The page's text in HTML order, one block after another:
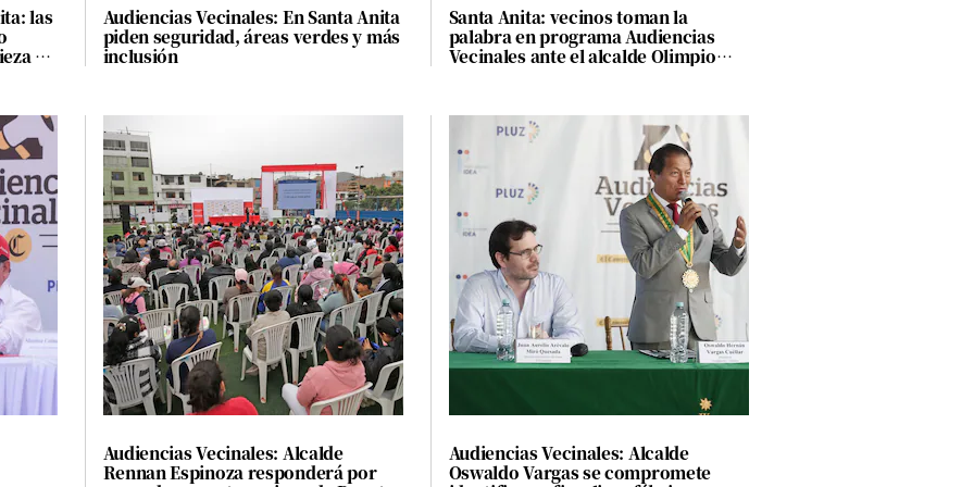
las
y
Audiencias Vecinales: En Santa Anita
piden seguridad, áreas verdes y más
inclusión
Santa Anita: vecinos toman la
palabra en programa Audiencias
Vecinales ante el alcalde Olimpio
Audiencias Vecinales: Alcalde
Rennan Espinoza responderá por
Audiencias Vecinales: Alcalde
Oswaldo Vargas se compromete